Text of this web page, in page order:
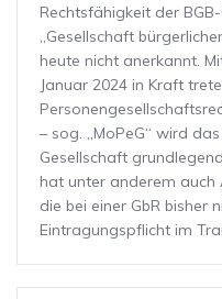
Rechtsfähigkeit der
„Gesellschaft
heute nicht anerkannt.
Januar 2024 in Kraft
– sog. „MoPeG“ wird
Gesellschaft
hat unter anderem auch
die bei einer GbR bisher
Eintragungspflicht im